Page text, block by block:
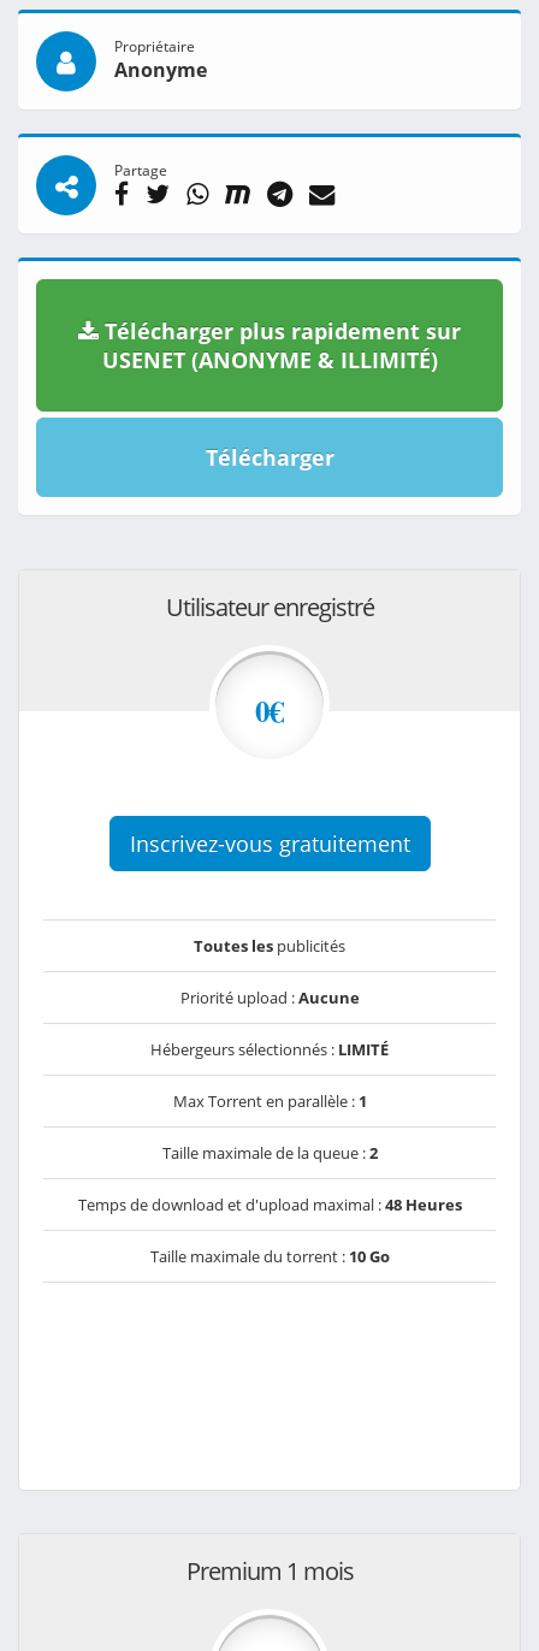
Propriétaire
Anonyme
Partage
Télécharger plus rapidement sur
USENET (ANONYME & ILLIMITÉ)
Télécharger
Utilisateur enregistré
0€
Inscrivez-vous gratuitement
Toutes les publicités
Priorité upload :Aucune
Hébergeurs sélectionnés : LIMITÉ
Max Torrent en parallèle : 1
Taille maximale de la queue :2
Temps de download et d'upload maximal :48 Heures
Taille maximale du torrent : 10 Go
Premium 1 mois